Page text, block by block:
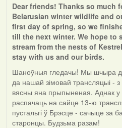
Dear friends! Thanks so much
Belarusian winter wildlife and
first day of spring, so we
till the next winter. We hope to
stream from the nests of
stay with us and our birds.
Шаноўныя гледачы! Мы шчыра
да нашай зімовай трансляцыі -
вясны яна прыпыненая. Аднак у
распачаць на сайце 13-ю
пустальгі ў Брэсце - сачыце за
старонцы. Будзьма разам!